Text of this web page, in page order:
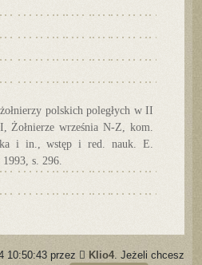
polskich poległych w II
Żołnierze września N-Z, kom.
i in., wstęp i red. nauk. E.
1993, s. 296.
10:50:43 przez Klio4. Jeżeli chcesz